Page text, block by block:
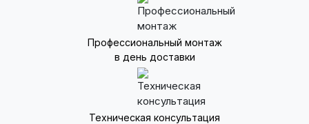
Профессиональный монтаж
в день доставки
Техническая консультация